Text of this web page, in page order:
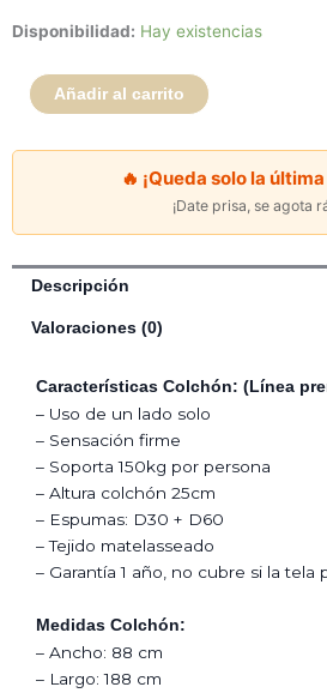
Disponibilidad: Hay existencias
Sommier
Espuma
Plaza
cantidad
Añadir al carrito
🔥 ¡Queda solo la
¡Date prisa, se agota
Descripción
Valoraciones (0)
Características Colchón: (Línea
– Uso de un lado solo
– Sensación firme
– Soporta 150kg por persona
– Altura colchón 25cm
– Espumas: D30 + D60
– Tejido matelasseado
– Garantía 1 año, no cubre si la tela
Medidas Colchón:
– Ancho: 88 cm
– Largo: 188 cm